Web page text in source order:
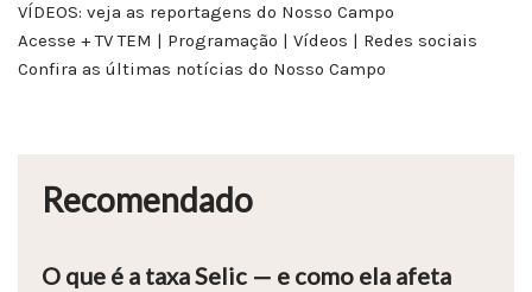
VÍDEOS: veja as reportagens do Nosso Campo
Acesse + TV TEM | Programação | Vídeos | Redes sociais
Confira as últimas notícias do Nosso Campo
Recomendado
O que é a taxa Selic — e como ela afeta